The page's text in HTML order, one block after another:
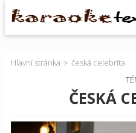
Hlavní stránka
česká celebrita
ČESKÁ